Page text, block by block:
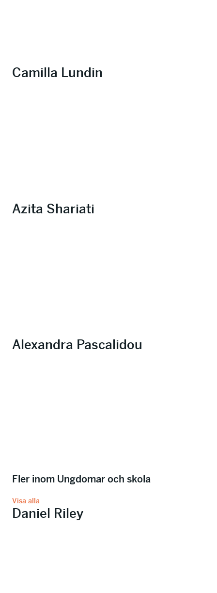
Camilla Lundin
Azita Shariati
Alexandra Pascalidou
Fler inom Ungdomar och skola
Visa alla
Daniel Riley